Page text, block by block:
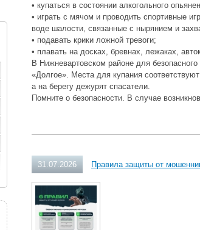
• купаться в состоянии алкогольного
• играть с мячом и проводить спортивные
воде шалости, связанные с нырянием и
• подавать крики ложной тревоги;
• плавать на досках, бревнах, лежаках,
В Нижневартовском районе для
«Долгое». Места для купания
а на берегу дежурят спасатели.
Помните о безопасности. В случае
31.07.2026 Правила защиты от